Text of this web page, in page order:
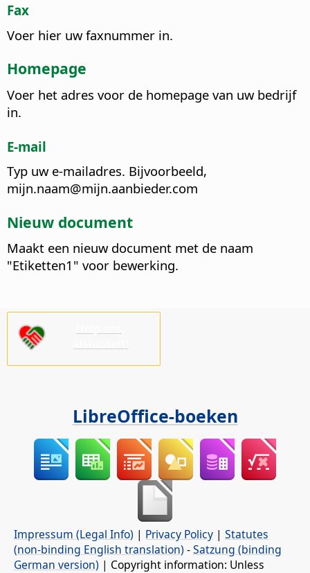
Fax
Voer hier uw faxnummer in.
Homepage
Voer het adres voor de homepage van uw bedrijf
in.
E-mail
Typ uw e-mailadres. Bijvoorbeeld,
mijn.naam@mijn.aanbieder.com
Nieuw document
Maakt een nieuw document met de naam
"Etiketten1" voor bewerking.
LibreOffice-boeken
Impressum (Legal Info) | Privacy Policy | Statutes
(non-binding English translation) -Satzung (binding
German version) | Copyright information: Unless